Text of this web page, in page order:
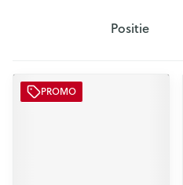
Sorteer op:
PROMO